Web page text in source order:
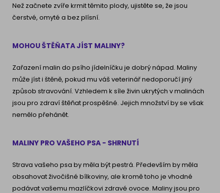
Než začnete zvíře krmittěmito plody, ujistěte se, že jsou
čerstvé, omyté a bez plísní.
MOHOU ŠTĚŇATA JÍST MALINY?
Zařazení malin do psího jídelníčku je dobrý nápad. Maliny
může jíst i štěně, pokud mu váš veterinář nedoporučí jiný
způsob stravování. Vzhledem k síle živin ukrytých v malinách
jsou pro zdraví štěňat prospěšné. Jejich množství by se však
nemělo přehánět.
MALINY PRO VAŠEHO PSA - SHRNUTÍ
Strava vašeho psa by měla být pestrá. Především by měla
obsahovat živočišné bílkoviny, ale kromě toho je vhodné
podávat vašemu mazlíčkovi zdravé ovoce. Maliny jsou pro